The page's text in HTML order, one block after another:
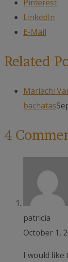
Pinterest
LinkedIn
E-Mail
Related
Mariachi
bachatas
4
patricia
October 1,
I would like